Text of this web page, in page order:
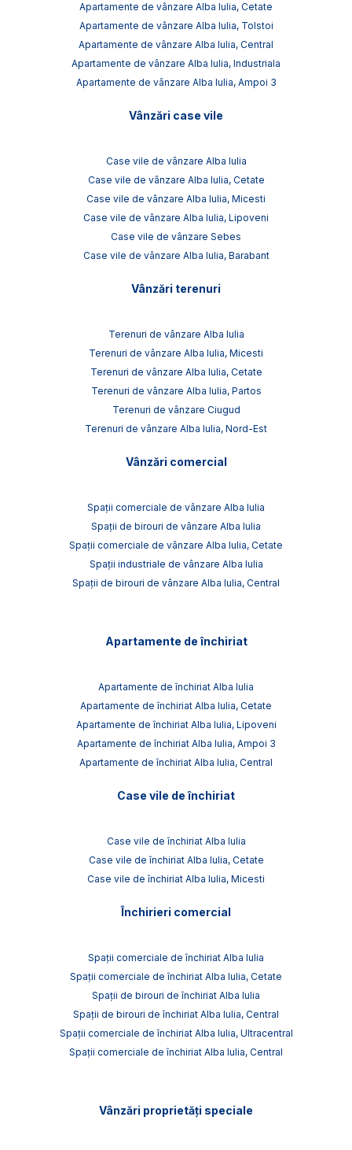
Apartamente de vânzare Alba Iulia, Cetate
Apartamente de vânzare Alba Iulia, Tolstoi
Apartamente de vânzare Alba Iulia, Central
Apartamente de vânzare Alba Iulia, Industriala
Apartamente de vânzare Alba Iulia, Ampoi 3
Vânzări case vile
Case vile de vânzare Alba Iulia
Case vile de vânzare Alba Iulia, Cetate
Case vile de vânzare Alba Iulia, Micesti
Case vile de vânzare Alba Iulia, Lipoveni
Case vile de vânzare Sebes
Case vile de vânzare Alba Iulia, Barabant
Vânzări terenuri
Terenuri de vânzare Alba Iulia
Terenuri de vânzare Alba Iulia, Micesti
Terenuri de vânzare Alba Iulia, Cetate
Terenuri de vânzare Alba Iulia, Partos
Terenuri de vânzare Ciugud
Terenuri de vânzare Alba Iulia, Nord-Est
Vânzări comercial
Spații comerciale de vânzare Alba Iulia
Spații de birouri de vânzare Alba Iulia
Spații comerciale de vânzare Alba Iulia, Cetate
Spații industriale de vânzare Alba Iulia
Spații de birouri de vânzare Alba Iulia, Central
Apartamente de închiriat
Apartamente de închiriat Alba Iulia
Apartamente de închiriat Alba Iulia, Cetate
Apartamente de închiriat Alba Iulia, Lipoveni
Apartamente de închiriat Alba Iulia, Ampoi 3
Apartamente de închiriat Alba Iulia, Central
Case vile de închiriat
Case vile de închiriat Alba Iulia
Case vile de închiriat Alba Iulia, Cetate
Case vile de închiriat Alba Iulia, Micesti
Închirieri comercial
Spații comerciale de închiriat Alba Iulia
Spații comerciale de închiriat Alba Iulia, Cetate
Spații de birouri de închiriat Alba Iulia
Spații de birouri de închiriat Alba Iulia, Central
Spații comerciale de închiriat Alba Iulia, Ultracentral
Spații comerciale de închiriat Alba Iulia, Central
Vânzări proprietăți speciale